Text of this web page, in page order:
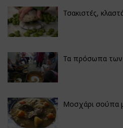
Τσακιστές,
Τα πρόσωπα των
Μοσχάρι σούπα